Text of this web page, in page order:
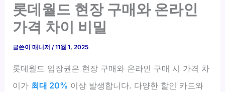
롯데월드 현장 구매와 온라인
가격 차이 비밀
글쓴이매니저/11월 1, 2025
롯데월드 입장권은 현장 구매와 온라인 구매 시 가격 차
이가 최대 20% 이상 발생합니다. 다양한 할인 카드와